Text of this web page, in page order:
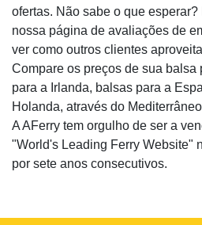
ofertas. Não sabe o que
nossa página de avaliações de
ver como outros clientes
Compare os preços de sua balsa
para a Irlanda, balsas para a
Holanda, através do
A AFerry tem orgulho de ser a
"World's Leading Ferry Website"
por sete anos consecutivos.